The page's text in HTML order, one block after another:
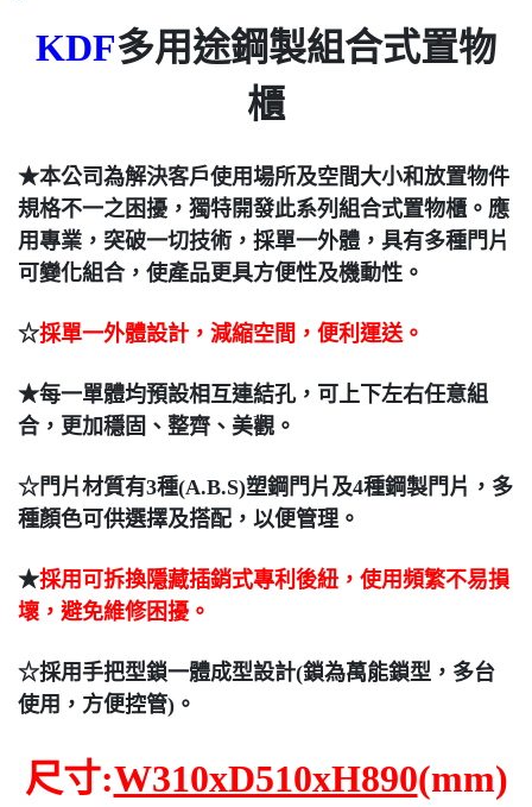
KDF多用途鋼製組合式置物
櫃
★本公司為解決客戶使用場所及空間大小和放置物件
規格不一之困擾，獨特開發此系列組合式置物櫃。應
用專業，突破一切技術，採單一外體，具有多種門片
可變化組合，使產品更具方便性及機動性。
☆採單一外體設計，減縮空間，便利運送。
★每一單體均預設相互連結孔，可上下左右任意組
合，更加穩固、整齊、美觀。
☆門片材質有3種(A.B.S)塑鋼門片及4種鋼製門片，多
種顏色可供選擇及搭配，以便管理。
★採用可拆換隱藏插銷式專利後紐，使用頻繁不易損
壞，避免維修困擾。
☆採用手把型鎖一體成型設計(鎖為萬能鎖型，多台
使用，方便控管)。
尺寸:W310xD510xH890(mm)